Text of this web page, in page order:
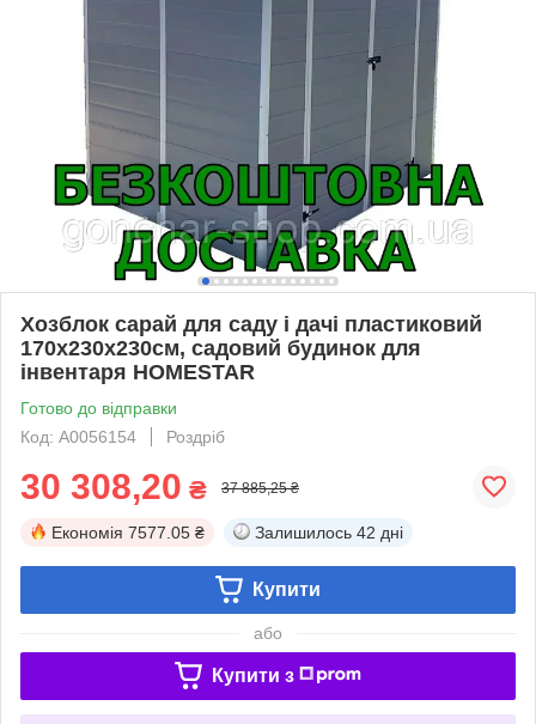
Хозблок сарай для саду і дачі пластиковий
170х230х230см, садовий будинок для
інвентаря HOMESTAR
Готово до відправки
Код: А0056154
Роздріб
30 308,20 ₴ 37 885,25 ₴
Економія 7577.05 ₴ Залишилось 42 дні
Купити
або
Купити з